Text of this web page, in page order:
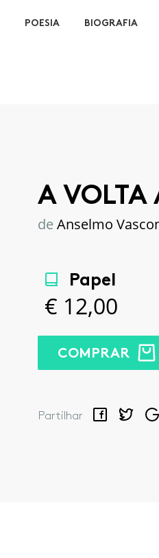
POESIA BIOGRAFIA
A
de Anselmo
Papel
€ 12,00
COMPRAR
Partilhar FacebookTwitter